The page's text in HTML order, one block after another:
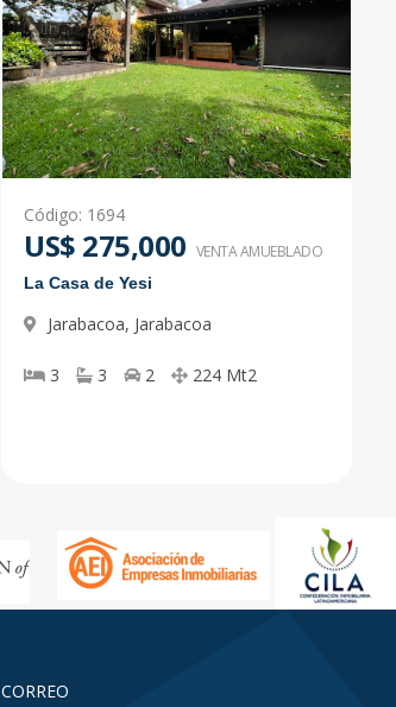
Código: 1694
US$ 275,000 VENTA AMUEBLADO
La Casa de Yesi
Jarabacoa, Jarabacoa
3 3 2 224 Mt2
CORREO